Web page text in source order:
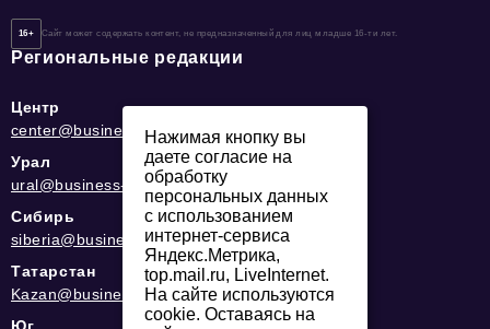
16+ Сайт может содержать контент, не предназначенный для лиц младше 16-ти лет.
Региональные редакции
Центр
center@business-magazine.online
Урал
ural@business-magazine.online
Сибирь
siberia@business-magazine.online
Татарстан
Kazan@business-magazine.online
Нажимая кнопку вы
даете согласие на
обработку
персональных данных
с использованием
интернет-сервиса
Яндекс.Метрика,
top.mail.ru, LiveInternet.
На сайте используются
cookie. Оставаясь на